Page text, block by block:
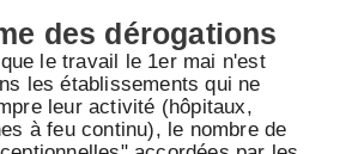
des dérogations
le travail le 1er mai n'est
les établissements qui ne
leur activité (hôpitaux,
à feu continu), le nombre de